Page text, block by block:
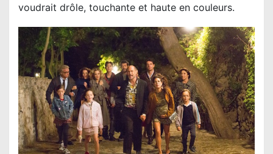
voudrait drôle, touchante et haute en couleurs.